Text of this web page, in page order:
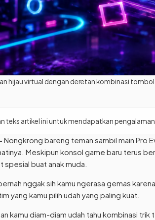
hijau virtual dengan deretan kombinasi
teks artikel ini untuk mendapatkan
Nongkrong bareng teman sambil main Pro
Meskipun konsol game baru terus
spesial buat anak muda.
nggak sih kamu ngerasa gemas
yang kamu pilih udah yang paling kuat.
kamu diam-diam udah tahu kombinasi trik